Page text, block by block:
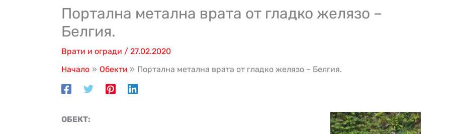
Портална метална врата от гладко желязо –
Белгия.
Врати и огради / 27.02.2020
Начало
Обекти Портална метална врата от гладко желязо – Белгия.
ОБЕКТ: